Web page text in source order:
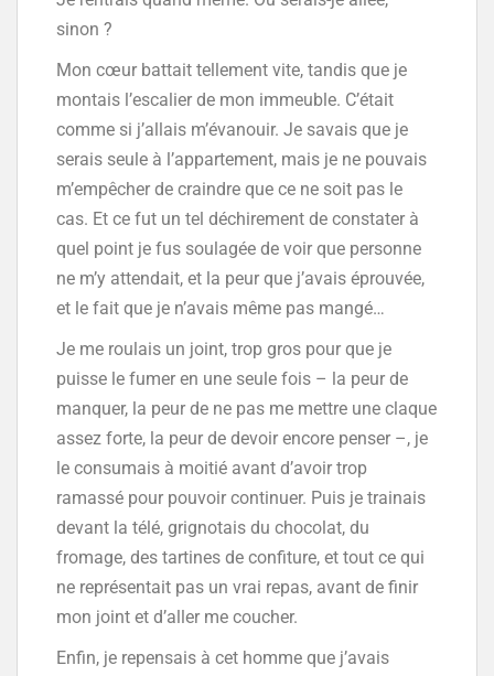
sinon ?
Mon cœur battait tellement vite, tandis que je
montais l’escalier de mon immeuble. C’était
comme si j’allais m’évanouir. Je savais que je
serais seule à l’appartement, mais je ne pouvais
m’empêcher de craindre que ce ne soit pas le
cas. Et ce fut un tel déchirement de constater à
quel point je fus soulagée de voir que personne
ne m’y attendait, et la peur que j’avais éprouvée,
et le fait que je n’avais même pas mangé…
Je me roulais un joint, trop gros pour que je
puisse le fumer en une seule fois – la peur de
manquer, la peur de ne pas me mettre une claque
assez forte, la peur de devoir encore penser –, je
le consumais à moitié avant d’avoir trop
ramassé pour pouvoir continuer. Puis je trainais
devant la télé, grignotais du chocolat, du
fromage, des tartines de confiture, et tout ce qui
ne représentait pas un vrai repas, avant de finir
mon joint et d’aller me coucher.
Enfin, je repensais à cet homme que j’avais